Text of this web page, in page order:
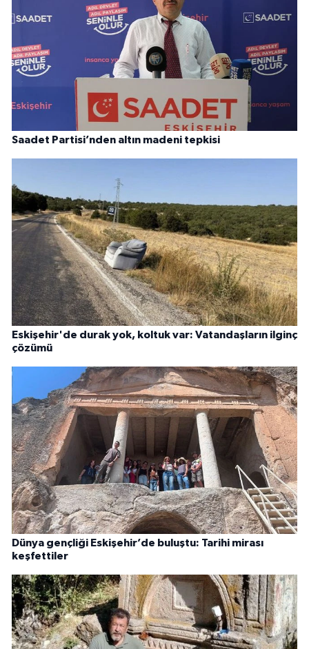
Saadet Partisi’nden altın madeni tepkisi
Eskişehir'de durak yok, koltuk var: Vatandaşların ilginç
çözümü
Dünya gençliği Eskişehir’de buluştu: Tarihi mirası
keşfettiler